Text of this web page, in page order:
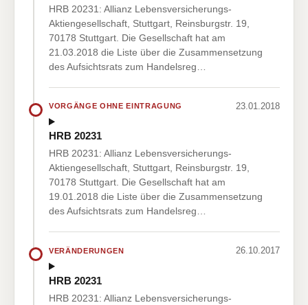
HRB 20231: Allianz Lebensversicherungs-
Aktiengesellschaft, Stuttgart, Reinsburgstr. 19,
70178 Stuttgart. Die Gesellschaft hat am
21.03.2018 die Liste über die Zusammensetzung
des Aufsichtsrats zum Handelsreg…
VORGÄNGE OHNE EINTRAGUNG 23.01.2018
HRB 20231
HRB 20231: Allianz Lebensversicherungs-
Aktiengesellschaft, Stuttgart, Reinsburgstr. 19,
70178 Stuttgart. Die Gesellschaft hat am
19.01.2018 die Liste über die Zusammensetzung
des Aufsichtsrats zum Handelsreg…
VERÄNDERUNGEN 26.10.2017
HRB 20231
HRB 20231: Allianz Lebensversicherungs-